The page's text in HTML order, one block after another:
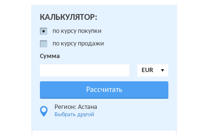
КАЛЬКУЛЯТОР:
по курсу покупки
по курсу продажи
Сумма
EUR
Регион: Астана
Выбрать другой